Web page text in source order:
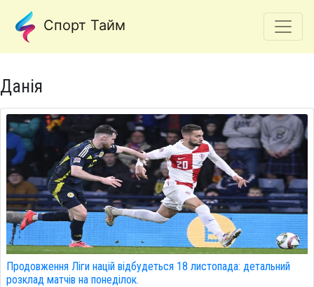
Спорт Тайм
Данія
Продовження Ліги націй відбудеться 18 листопада: детальний
розклад матчів на понеділок.